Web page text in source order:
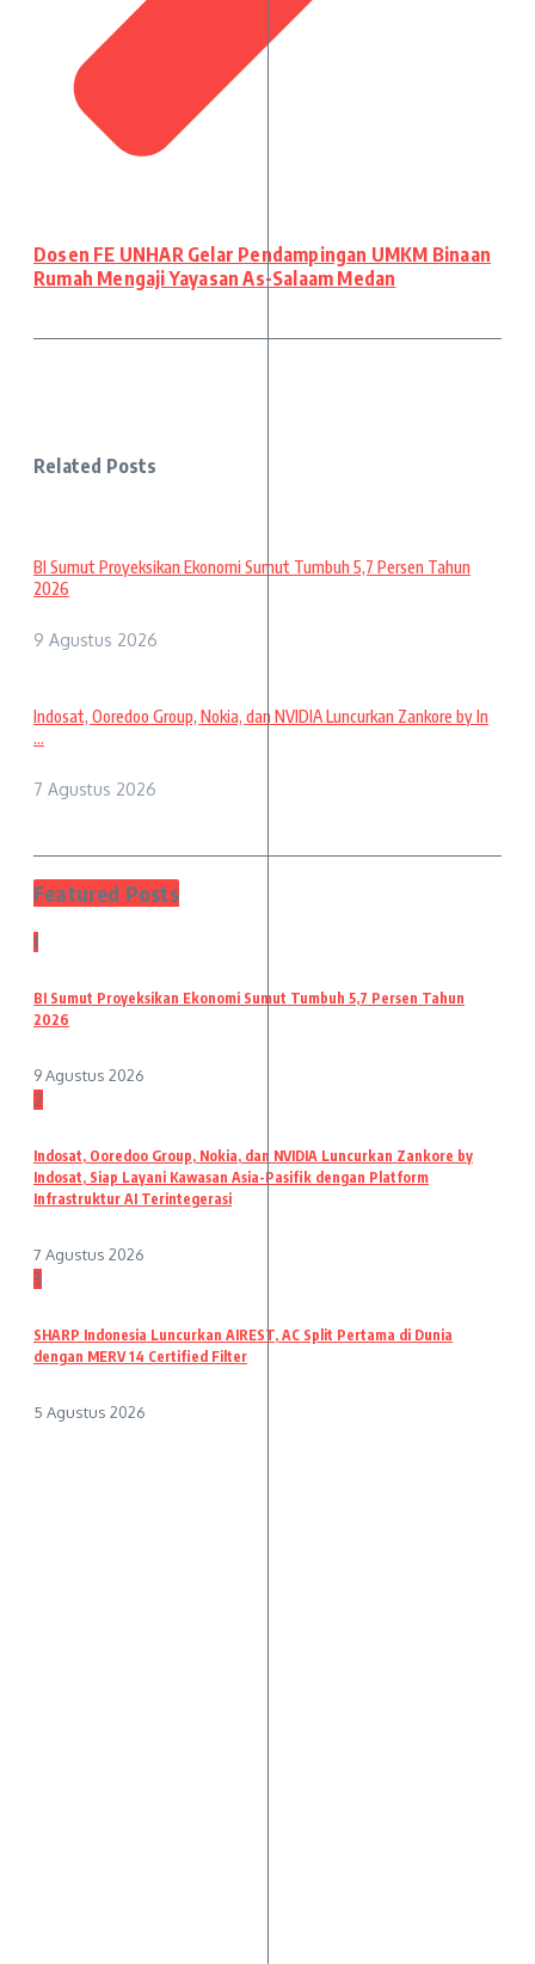
Dosen FE UNHAR Gelar Pendampingan UMKM Binaan
Rumah Mengaji Yayasan As-Salaam Medan
Related Posts
BI Sumut Proyeksikan Ekonomi Sumut Tumbuh 5,7 Persen Tahun
2026
9 Agustus 2026
Indosat, Ooredoo Group, Nokia, dan NVIDIA Luncurkan Zankore by In
...
7 Agustus 2026
Featured Posts
1
BI Sumut Proyeksikan Ekonomi Sumut Tumbuh 5,7 Persen Tahun
2026
9 Agustus 2026
2
Indosat, Ooredoo Group, Nokia, dan NVIDIA Luncurkan Zankore by
Indosat, Siap Layani Kawasan Asia-Pasifik dengan Platform
Infrastruktur AI Terintegerasi
7 Agustus 2026
3
SHARP Indonesia Luncurkan AIREST, AC Split Pertama di Dunia
dengan MERV 14 Certified Filter
5 Agustus 2026